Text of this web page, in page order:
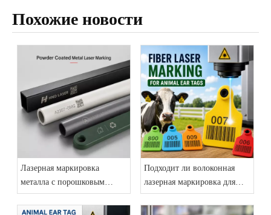
Похожие новости
Лазерная маркировка
металла с порошковым
покрытием: решение для
постоянной идентификации
Подходит ли волоконная
лазерная маркировка для
ушных бирок животных
Практическое руководство